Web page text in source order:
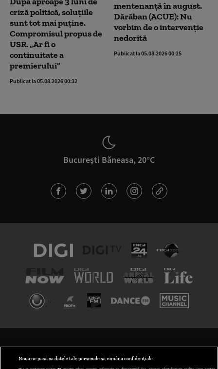
criză politică, soluțiile
sunt tot mai puține.
Compromisul propus de
USR. „Ar fi o
continuitate a
premierului”
Publicat la 05.08.2026 00:32
mentenanță în august.
Dărăban (ACUE): Nu
vorbim de o intervenție
nedorită
Publicat la 05.08.2026 00:25
București Băneasa, 20°C
Nouă ne pasă ca datele tale personale să rămână confidențiale